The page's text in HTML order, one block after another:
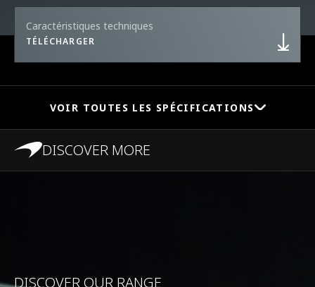
Caractéristiques techniques
TÉLÉCHARGER
VOIR TOUTES LES SPÉCIFICATIONS
0-100 km/h (62 mph) 2.9s
DISCOVER MORE
DISCOVER OUR RANGE